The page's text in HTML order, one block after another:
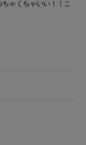
ゃくちゃいい！！こ